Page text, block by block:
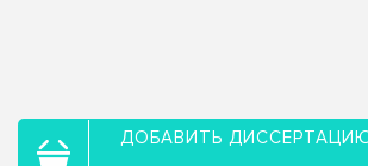
ДОБАВИТЬ